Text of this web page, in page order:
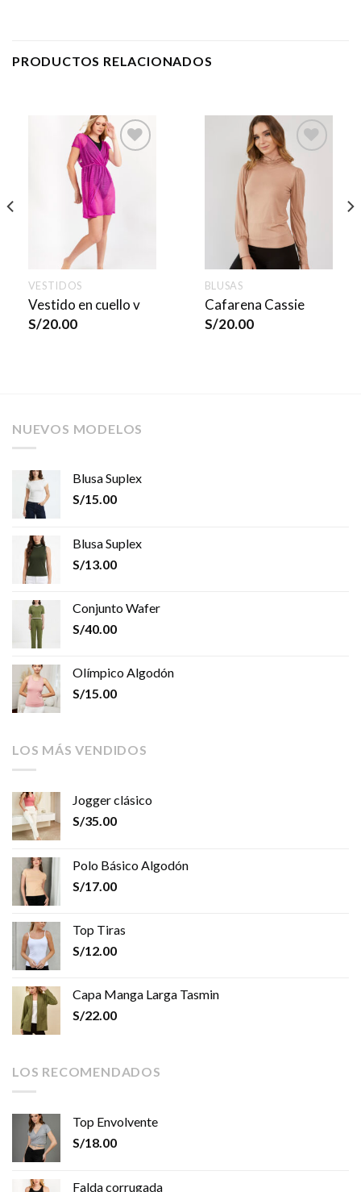
PRODUCTOS RELACIONADOS
VESTIDOS
Vestido en cuello v
S/20.00
BLUSAS
Cafarena Cassie
S/20.00
NUEVOS MODELOS
Blusa Suplex
S/15.00
Blusa Suplex
S/13.00
Conjunto Wafer
S/40.00
Olímpico Algodón
S/15.00
LOS MÁS VENDIDOS
Jogger clásico
S/35.00
Polo Básico Algodón
S/17.00
Top Tiras
S/12.00
Capa Manga Larga Tasmin
S/22.00
LOS RECOMENDADOS
Top Envolvente
S/18.00
Falda corrugada